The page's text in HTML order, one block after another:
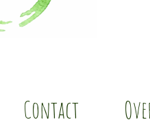
Contact